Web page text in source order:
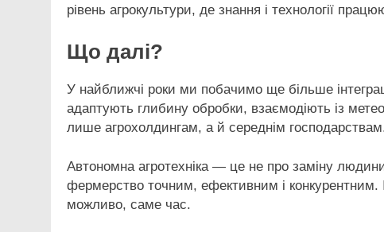
рівень агрокультури, де знання і технології
Що далі?
У найближчі роки ми побачимо ще більше
адаптують глибину обробки, взаємодіють із
лише агрохолдингам, а й середнім
Автономна агротехніка — це не про заміну
фермерство точним, ефективним і
можливо, саме час.